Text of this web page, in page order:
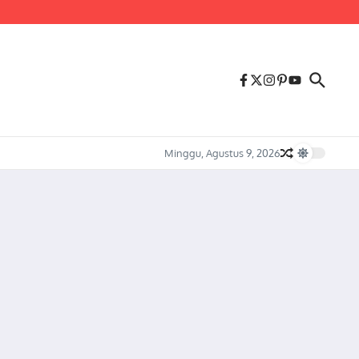
Melonjaknya Harga dan Kelangkaan Solar Bersubsidi.
Minggu, Agustus 9, 2026